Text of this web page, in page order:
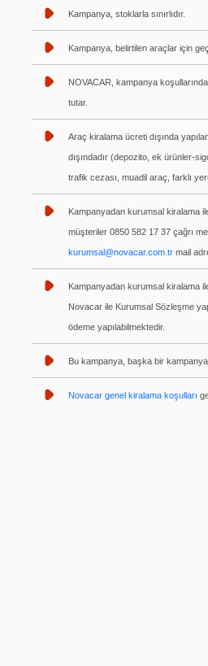
Kampanya, stoklarla sınırlıdır.
Kampanya, belirtilen araçlar için
NOVACAR, kampanya
tutar.
Araç kiralama ücreti dışında
dışındadır (depozito, ek ürünler-
trafik cezası, muadil araç, farklı
Kampanyadan kurumsal kiralama
müşteriler 0850 582 17 37 çağrı
kurumsal@novacar.com.trmail
Kampanyadan kurumsal kiralama
Novacar ile Kurumsal Sözleşme
ödeme yapılabilmektedir.
Bu kampanya, başka bir kampanya
Novacar genel kiralama koşulları